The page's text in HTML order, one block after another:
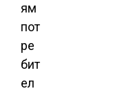
ям
пот
ре
бит
ел